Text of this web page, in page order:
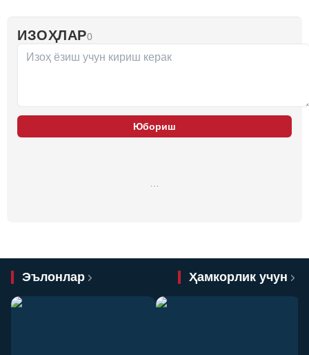
ИЗОҲЛАР0
Юбориш
…
Эълонлар Ҳамкорлик учун